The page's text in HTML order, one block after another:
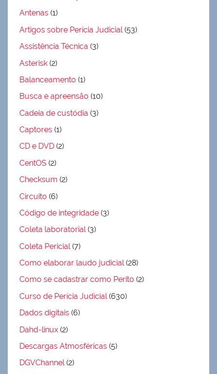
Antenas (1)
Artigos sobre Perícia Judicial(53)
Assistência Técnica (3)
Asterisk (2)
Balanceamento (1)
Busca e apreensão (10)
Cadeia de custódia (3)
Captores (1)
CD e DVD (2)
CentOS (2)
Checksum (2)
Circuito (6)
Código de integridade (3)
Coleta laboratorial(3)
Coleta Pericial (7)
Como elaborar laudo judicial(28)
Como se cadastrar como Perito (2)
Curso de Perícia Judicial(630)
Dados digitais (6)
Dahd-linux (2)
Descargas Atmosféricas (5)
DGVChannel(2)